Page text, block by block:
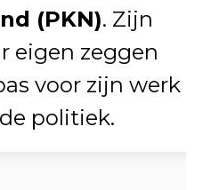
(PKN). Zijn
eigen zeggen
voor zijn werk
politiek.